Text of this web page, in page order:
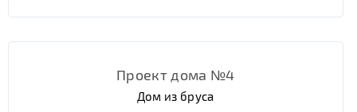
Проект дома №4
Дом из бруса